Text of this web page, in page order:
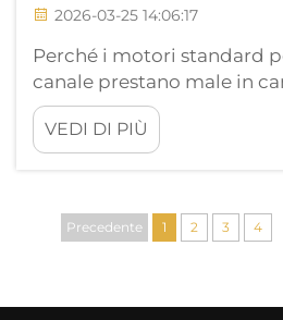
2026-03-25 14:06:17
Perché i motori standard
canale prestano male in
Picchi di perdita di
del flusso d'aria in canali
inferiori o superiori a
ventilatori di canale
quanto ASHRAE ha
VEDI DI PIÙ
Precedente 1 2 3 4